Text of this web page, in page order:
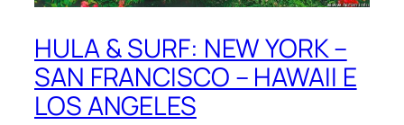
HULA & SURF: NEW YORK –
SAN FRANCISCO – HAWAII E
LOS ANGELES